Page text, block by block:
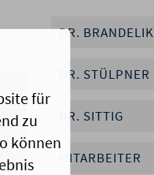
DR. BRANDELIK
DR. STÜLPNER
DR. SITTIG
MITARBEITER
für
zu
können